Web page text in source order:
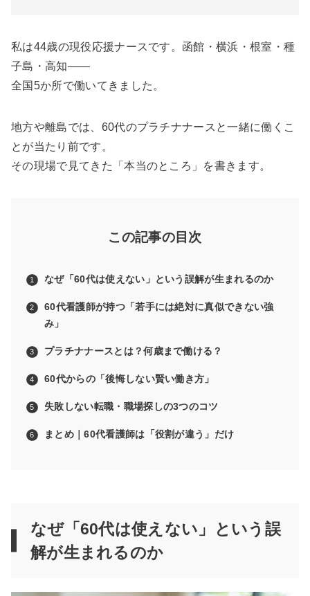
私は44歳の現役応援ナースです。函館・横浜・根室・種
子島・高知——
全国5か所で働いてきました。
地方や離島では、60代のプラチナナースと一緒に働くこ
とが当たり前です。
その現場で見てきた「本当のところ」を書きます。
この記事の目次
なぜ「60代は使えない」という誤解が生まれるのか
60代看護師が持つ「若手には絶対に真似できない強
み」
プラチナナースとは？何歳まで働ける？
60代からの「後悔しない賢い働き方」
失敗しない転職・職場探しの3つのコツ
まとめ｜60代看護師は「役割が違う」だけ
なぜ「60代は使えない」という誤
解が生まれるのか